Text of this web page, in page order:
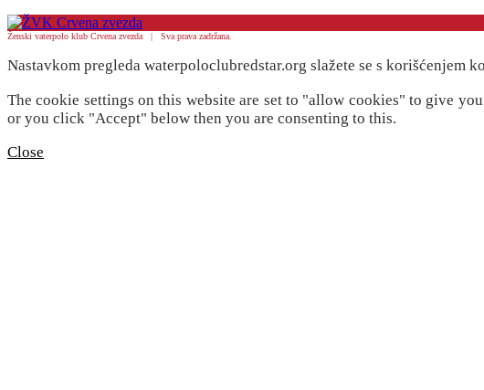
Ženski vaterpolo klub Crvena zvezda | Sva prava zadržana.
Nastavkom pregleda waterpoloclubredstar.org slažete se s korišćenjem
The cookie settings on this website are set to "allow cookies" to give
or you click "Accept" below then you are consenting to this.
Close